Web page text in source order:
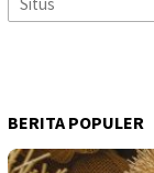
BERITA POPULER